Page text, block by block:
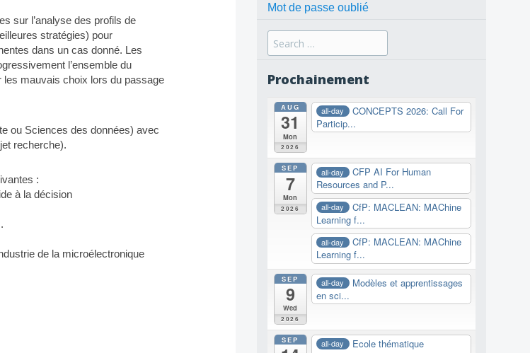
sur l’analyse des profils de
stratégies) pour
dans un cas donné. Les
l’ensemble du
les mauvais choix lors du passage
ou Sciences des données) avec
recherche).
:
à la décision
de la microélectronique
Mot de passe oublié
Search
for:
Prochainement
AUG
31
Mon
2026
all-day
CONCEPTS 2026: Call For
Particip...
SEP
7
Mon
2026
all-day
CFP AI For Human
Resources and P...
all-day
CfP: MACLEAN: MAChine
Learning f...
all-day
CfP: MACLEAN: MAChine
Learning f...
SEP
9
Wed
2026
all-day
Modèles et apprentissages
en sci...
SEP all-day
Ecole thématique